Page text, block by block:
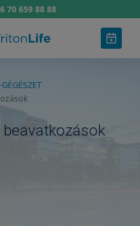
70 659 88 88